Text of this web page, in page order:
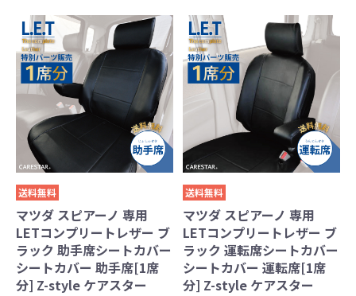
送料無料
マツダ スピアーノ 専用
LETコンプリートレザー ブ
ラック 助手席シートカバー
シートカバー 助手席[1席
分] Z-style ケアスター
送料無料
マツダ スピアーノ 専用
LETコンプリートレザー ブ
ラック 運転席シートカバー
シートカバー 運転席[1席
分] Z-style ケアスター